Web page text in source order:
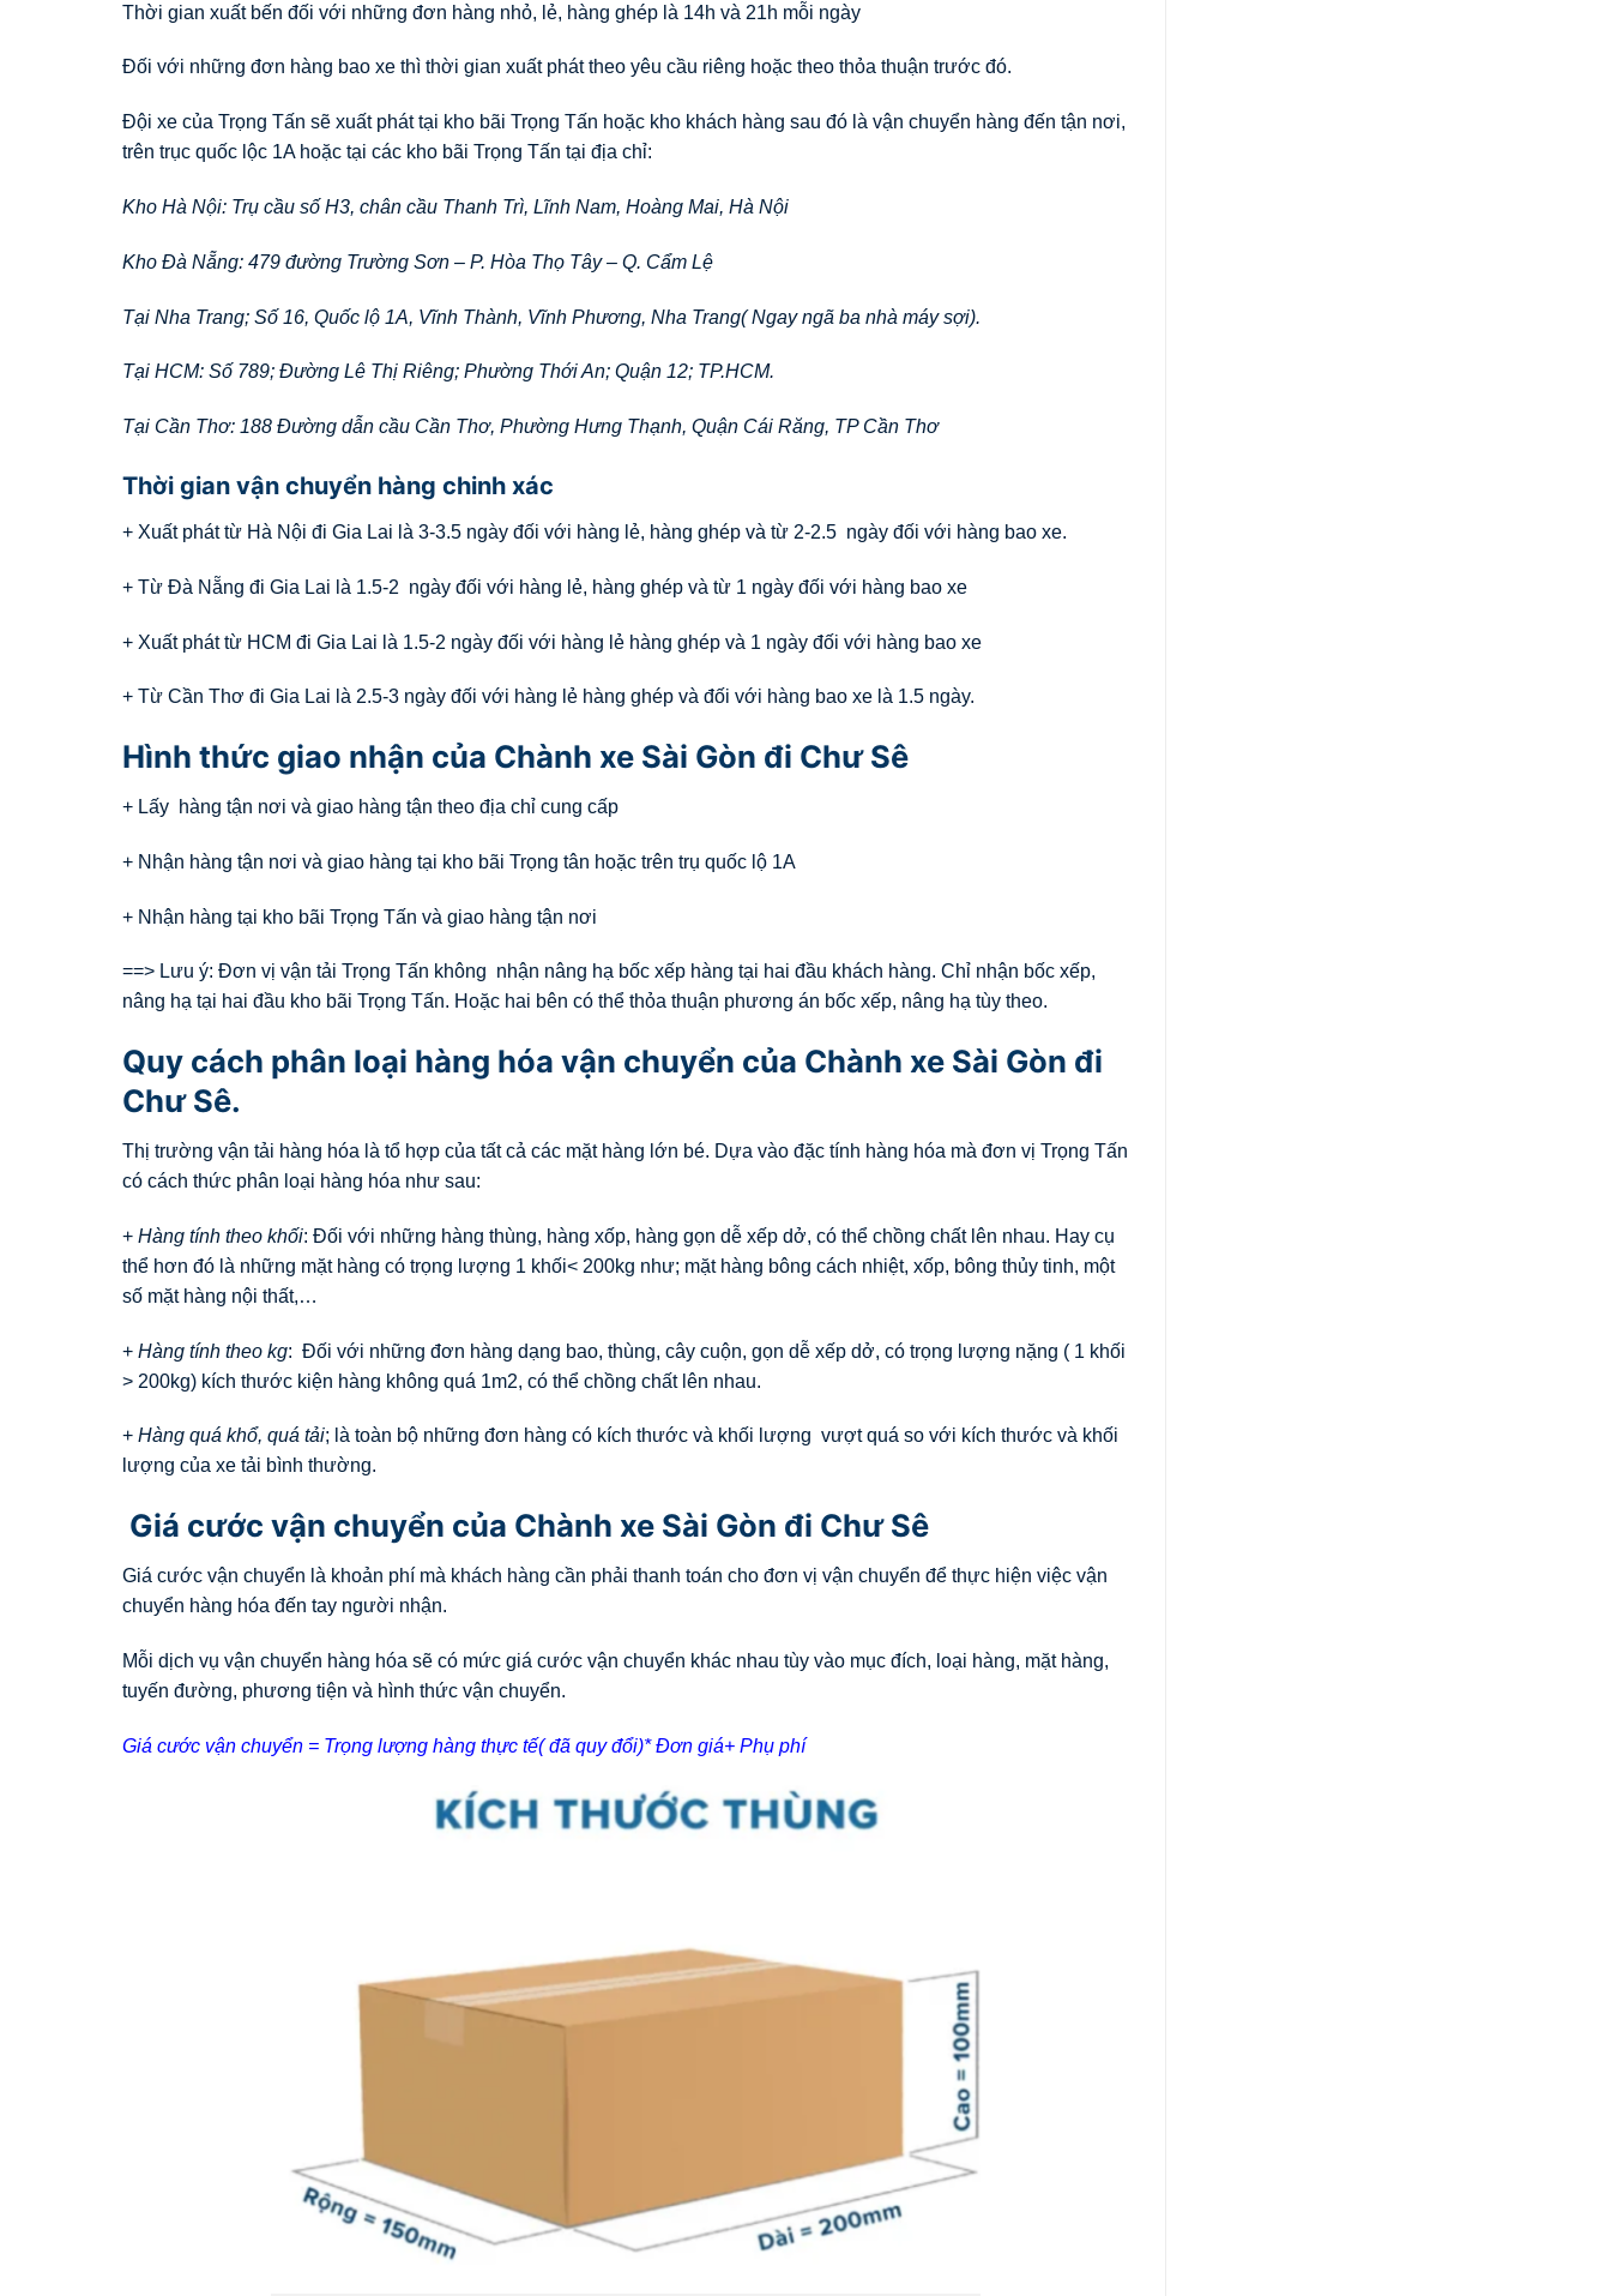
Thời gian xuất bến đối với những đơn hàng nhỏ, lẻ, hàng ghép là 14h và 21h mỗi ngày
Đối với những đơn hàng bao xe thì thời gian xuất phát theo yêu cầu riêng hoặc theo thỏa thuận trước đó.
Đội xe của Trọng Tấn sẽ xuất phát tại kho bãi Trọng Tấn hoặc kho khách hàng sau đó là vận chuyển hàng đến tận nơi,
trên trục quốc lộc 1A hoặc tại các kho bãi Trọng Tấn tại địa chỉ:
Kho Hà Nội: Trụ cầu số H3, chân cầu Thanh Trì, Lĩnh Nam, Hoàng Mai, Hà Nội
Kho Đà Nẵng: 479 đường Trường Sơn – P. Hòa Thọ Tây – Q. Cẩm Lệ
Tại Nha Trang; Số 16, Quốc lộ 1A, Vĩnh Thành, Vĩnh Phương, Nha Trang( Ngay ngã ba nhà máy sợi).
Tại HCM: Số 789; Đường Lê Thị Riêng; Phường Thới An; Quận 12; TP.HCM.
Tại Cần Thơ: 188 Đường dẫn cầu Cần Thơ, Phường Hưng Thạnh, Quận Cái Răng, TP Cần Thơ
Thời gian vận chuyển hàng chinh xác
+ Xuất phát từ Hà Nội đi Gia Lai là 3-3.5 ngày đối với hàng lẻ, hàng ghép và từ 2-2.5 ngày đối với hàng bao xe.
+ Từ Đà Nẵng đi Gia Lai là 1.5-2 ngày đối với hàng lẻ, hàng ghép và từ 1 ngày đối với hàng bao xe
+ Xuất phát từ HCM đi Gia Lai là 1.5-2 ngày đối với hàng lẻ hàng ghép và 1 ngày đối với hàng bao xe
+ Từ Cần Thơ đi Gia Lai là 2.5-3 ngày đối với hàng lẻ hàng ghép và đối với hàng bao xe là 1.5 ngày.
Hình thức giao nhận của Chành xe Sài Gòn đi Chư Sê
+ Lấy hàng tận nơi và giao hàng tận theo địa chỉ cung cấp
+ Nhận hàng tận nơi và giao hàng tại kho bãi Trọng tân hoặc trên trụ quốc lộ 1A
+ Nhận hàng tại kho bãi Trọng Tấn và giao hàng tận nơi
==> Lưu ý: Đơn vị vận tải Trọng Tấn không nhận nâng hạ bốc xếp hàng tại hai đầu khách hàng. Chỉ nhận bốc xếp,
nâng hạ tại hai đầu kho bãi Trọng Tấn. Hoặc hai bên có thể thỏa thuận phương án bốc xếp, nâng hạ tùy theo.
Quy cách phân loại hàng hóa vận chuyển của Chành xe Sài Gòn đi
Chư Sê.
Thị trường vận tải hàng hóa là tổ hợp của tất cả các mặt hàng lớn bé. Dựa vào đặc tính hàng hóa mà đơn vị Trọng Tấn
có cách thức phân loại hàng hóa như sau:
+ Hàng tính theo khối: Đối với những hàng thùng, hàng xốp, hàng gọn dễ xếp dở, có thể chồng chất lên nhau. Hay cụ
thể hơn đó là những mặt hàng có trọng lượng 1 khối< 200kg như; mặt hàng bông cách nhiệt, xốp, bông thủy tinh, một
số mặt hàng nội thất,…
+ Hàng tính theo kg: Đối với những đơn hàng dạng bao, thùng, cây cuộn, gọn dễ xếp dở, có trọng lượng nặng ( 1 khối
> 200kg) kích thước kiện hàng không quá 1m2, có thể chồng chất lên nhau.
+ Hàng quá khổ, quá tải; là toàn bộ những đơn hàng có kích thước và khối lượng vượt quá so với kích thước và khối
lượng của xe tải bình thường.
Giá cước vận chuyển của Chành xe Sài Gòn đi Chư Sê
Giá cước vận chuyển là khoản phí mà khách hàng cần phải thanh toán cho đơn vị vận chuyển để thực hiện việc vận
chuyển hàng hóa đến tay người nhận.
Mỗi dịch vụ vận chuyển hàng hóa sẽ có mức giá cước vận chuyển khác nhau tùy vào mục đích, loại hàng, mặt hàng,
tuyến đường, phương tiện và hình thức vận chuyển.
Giá cước vận chuyển = Trọng lượng hàng thực tế( đã quy đổi)* Đơn giá+ Phụ phí